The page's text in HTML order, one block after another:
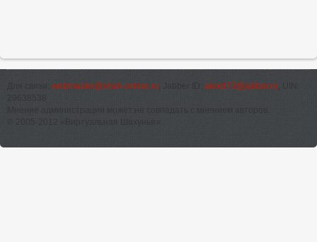
webmaster@shah-online.ru , Jabber ID: alexd73@jabber.ru
29638538
Мнение администрации может не совпадать с мнением авторов.
© 2005-2012 «Виртуальная Шахунья»